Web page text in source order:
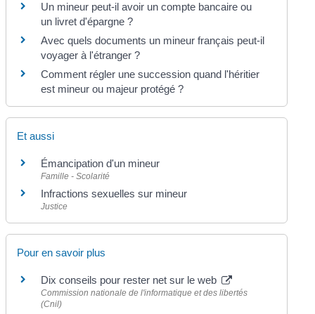
Un mineur peut-il avoir un compte bancaire ou
un livret d'épargne ?
Avec quels documents un mineur français peut-il
voyager à l'étranger ?
Comment régler une succession quand l'héritier
est mineur ou majeur protégé ?
Et aussi
Émancipation d'un mineur
Famille - Scolarité
Infractions sexuelles sur mineur
Justice
Pour en savoir plus
Dix conseils pour rester net sur le web
Commission nationale de l'informatique et des libertés
(Cnil)